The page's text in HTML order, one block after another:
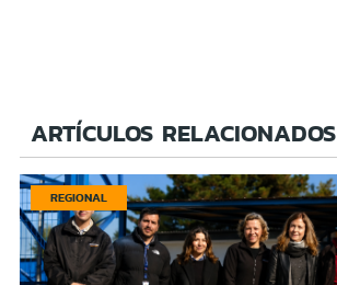
ARTÍCULOS RELACIONADOS
REGIONAL